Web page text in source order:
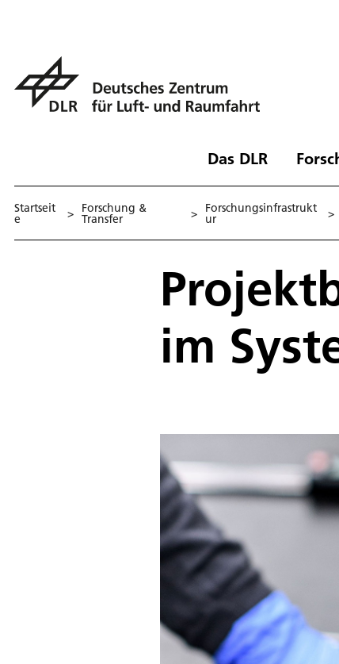
Das DLR
Startseit
e > Forschung &
Transfer > Forschungsinfrastrukt
ur >
im